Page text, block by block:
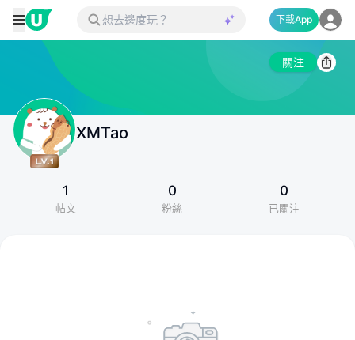
下載App
關注
XMTao
1
帖文
0
粉絲
0
已關注